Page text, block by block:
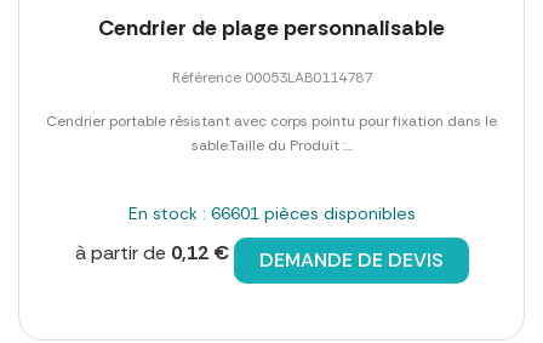
Cendrier de plage personnalisable
Référence 00053LAB0114787
Cendrier portable résistant avec corps pointu pour fixation dans le
sable.Taille du Produit :...
En stock : 66601 pièces disponibles
à partir de 0,12 € DEMANDE DE DEVIS